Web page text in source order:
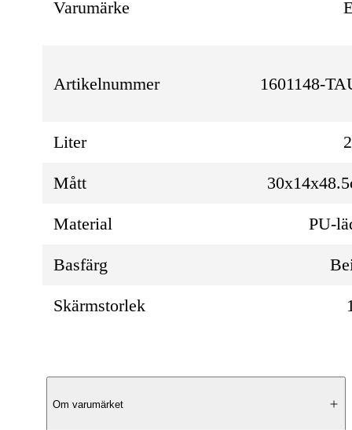
Varumärke
Artikelnummer 1601148-
Liter
Mått
Material PU-
Basfärg
Skärmstorlek
Produktbeskrivning
Om varumärket